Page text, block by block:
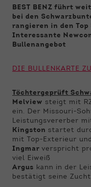
BEST BENZ führt
bei den
rangieren in den Top
Interessante
Bullenangebot
DIE BULLENKARTE
Töchtergeprüft
Melview steigt mit
ein. Der Missouri-
Leistungsvererber
Kingston startet
mit Top-Exterieur
Ingmar verspricht
viel Eiweiß
Argus kann in der
bestätigt seine